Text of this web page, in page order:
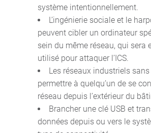
système intentionnellement.
L’ingénierie sociale et le
peuvent cibler un ordinateur
sein du même réseau, qui sera
utilisé pour attaquer l’ICS.
Les réseaux industriels
permettre à quelqu’un de se
réseau depuis l’extérieur du
Brancher une clé USB et
données depuis ou vers le